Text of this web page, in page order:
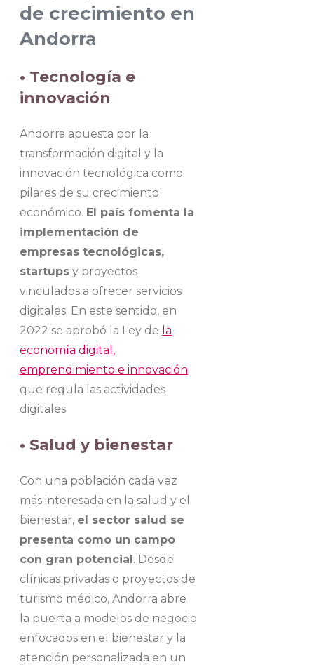
de crecimiento en
Andorra
• Tecnología e
innovación
Andorra apuesta por la
transformación digital y la
innovación tecnológica como
pilares de su crecimiento
económico. El país fomenta la
implementación de
empresas tecnológicas,
startups y proyectos
vinculados a ofrecer servicios
digitales. En este sentido, en
2022 se aprobó la Ley de la
economía digital,
emprendimiento e innovación
que regula las actividades
digitales
• Salud y bienestar
Con una población cada vez
más interesada en la salud y el
bienestar, el sector salud se
presenta como un campo
con gran potencial. Desde
clínicas privadas o proyectos de
turismo médico, Andorra abre
la puerta a modelos de negocio
enfocados en el bienestar y la
atención personalizada en un